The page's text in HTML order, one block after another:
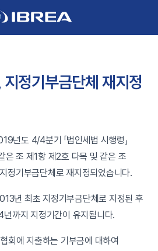
정기부금단체 재지정
년도 4/4분기 「법인세법 시행령」
은 조 제1항 제2호 다목 및 같은 조
정기부금단체로 재지정되었습니다.
년 최초 지정기부금단체로 지정된 후
까지 지정기간이 유지됩니다.
회에 지출하는 기부금에 대하여